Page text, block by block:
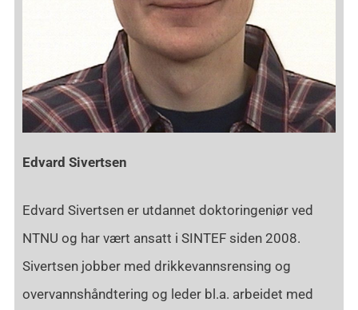
Edvard Sivertsen
Edvard Sivertsen er utdannet doktoringeniør ved
NTNU og har vært ansatt i SINTEF siden 2008.
Sivertsen jobber med drikkevannsrensing og
overvannshåndtering og leder bl.a. arbeidet med